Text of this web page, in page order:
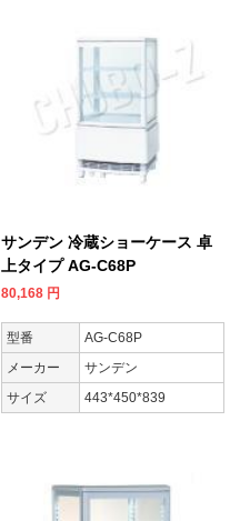
サンデン 冷蔵ショーケース 卓
上タイプ AG-C68P
80,168 円
型番
AG-C68P
メーカー
サンデン
サイズ
443*450*839